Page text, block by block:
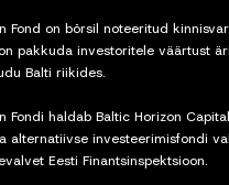
Fond on börsil noteeritud
pakkuda investoritele väärtust
Balti riikides.
Fondi haldab Baltic Horizon
alternatiivse investeerimisfondi
Eesti Finantsinspektsioon.